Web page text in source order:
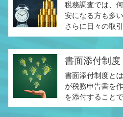
税務調査では、
安になる方も多
さらに日々の取
書面添付制度
書面添付制度と
が税務申告書を
を添付すること